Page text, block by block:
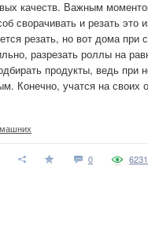
качеств. Важным
сворачивать и резать
резать, но вот дома при
разрезать роллы на
продукты, ведь
Конечно, учатся на
0 6231